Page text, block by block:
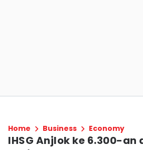
Home Business Economy
IHSG Anjlok ke 6.300-an